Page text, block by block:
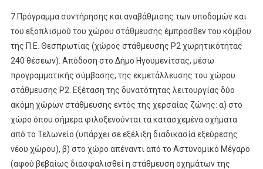
7.Πρόγραμμα συντήρησης και αναβάθμισης των υποδομών και
του εξοπλισμού του χώρου στάθμευσης έμπροσθεν του κόμβου
της Π.Ε. Θεσπρωτίας (χώρος στάθμευσης Ρ2 χωρητικότητας
240 θέσεων). Απόδοση στο Δήμο Ηγουμενίτσας, μέσω
προγραμματικής σύμβασης, της εκμετάλλευσης του χώρου
στάθμευσης Ρ2. Εξέταση της δυνατότητας λειτουργίας δύο
ακόμη χώρων στάθμευσης εντός της χερσαίας ζώνης: α) στο
χώρο όπου σήμερα φιλοξενούνται τα κατασχεμένα οχήματα
από το Τελωνείο (υπάρχει σε εξέλιξη διαδικασία εξεύρεσης
νέου χώρου), β) στο χώρο απέναντι από το Αστυνομικό Μέγαρο
(αφού βεβαίως διασφαλισθεί η στάθμευση οχημάτων της